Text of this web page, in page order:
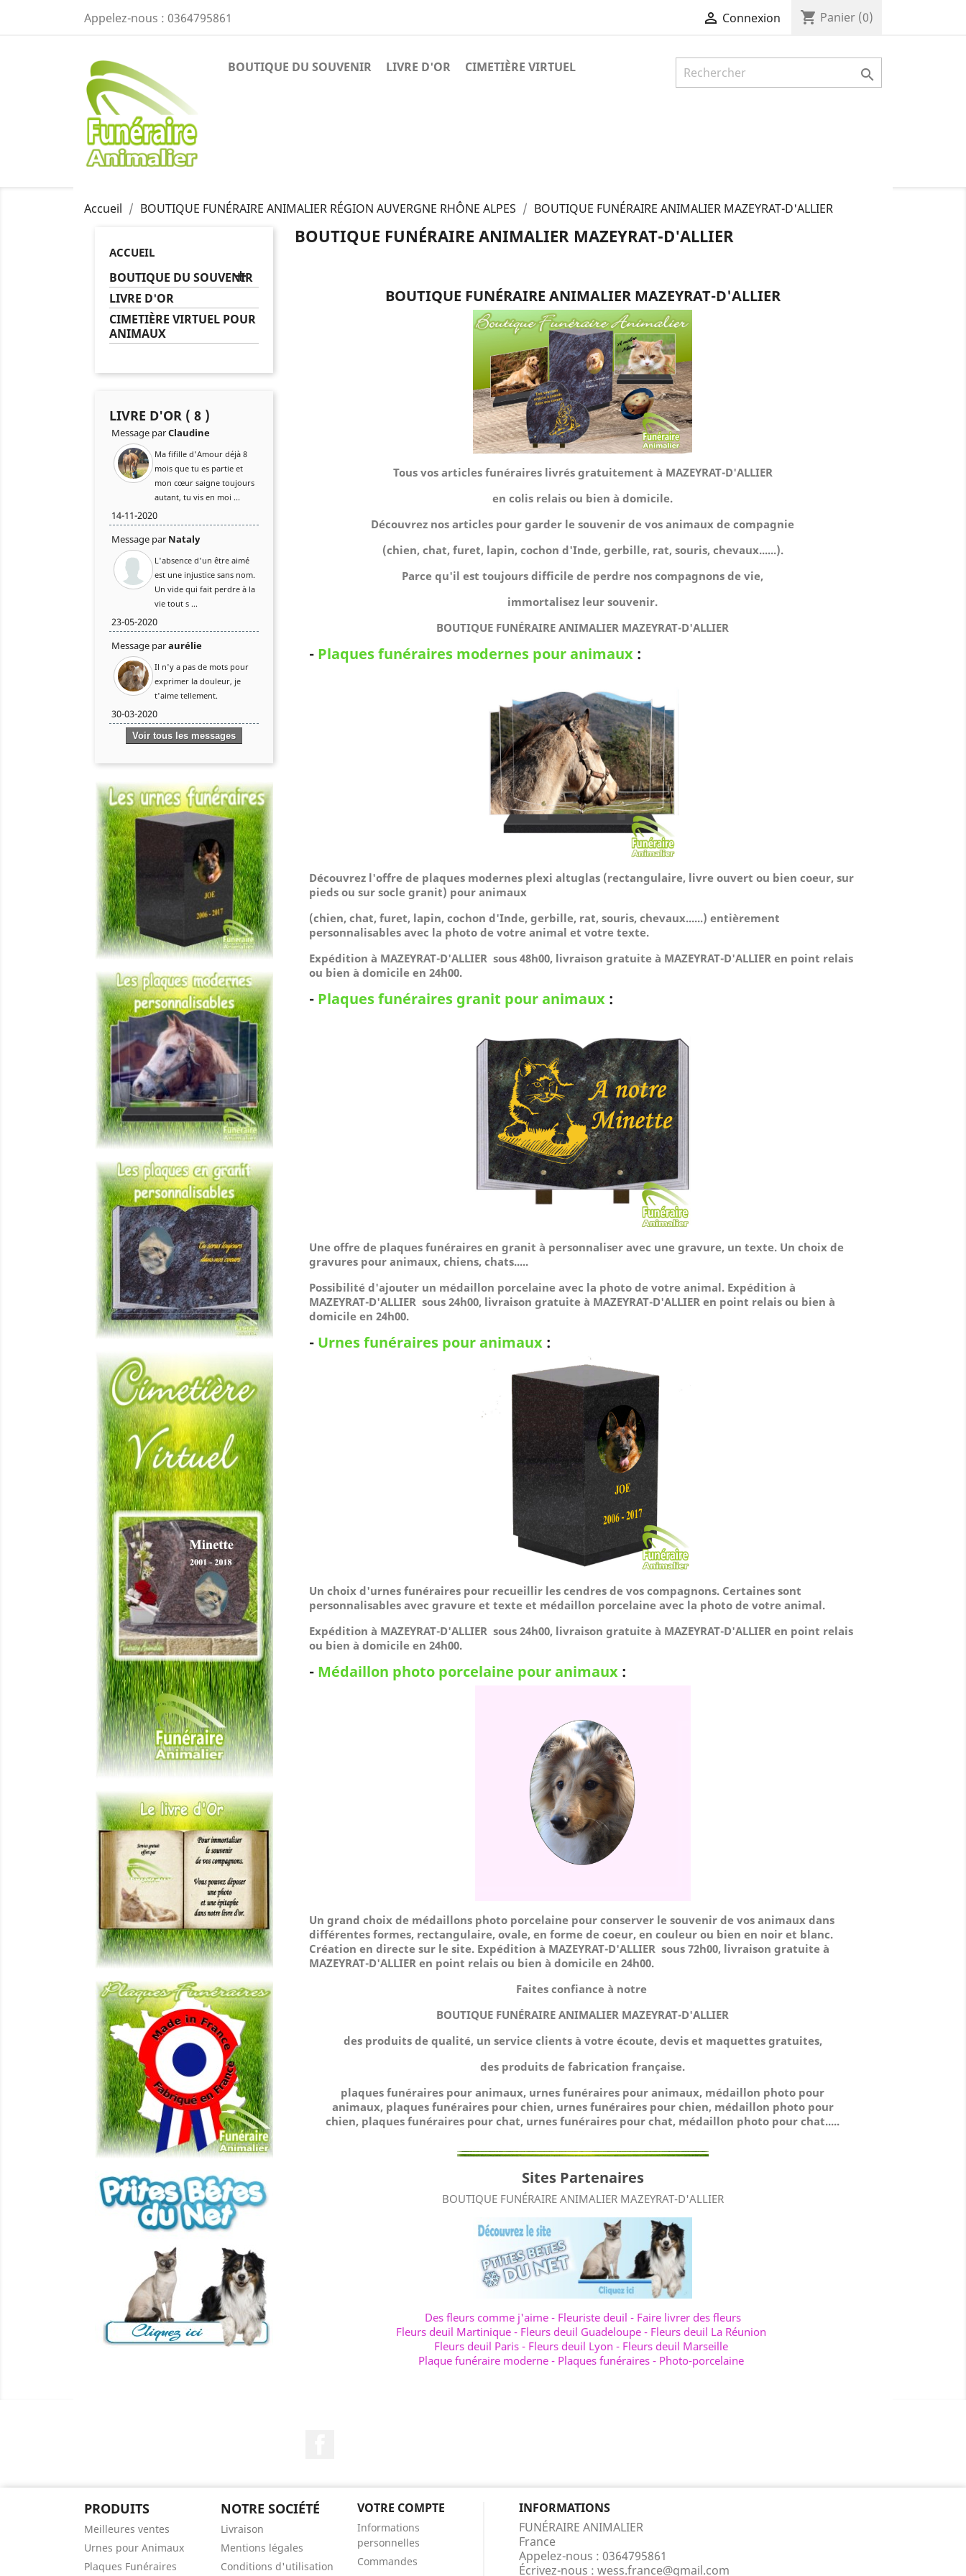
Appelez-nous : 0364795861  Connexion shopping_cart Panier (0)
BOUTIQUE DU SOUVENIR LIVRE D'OR CIMETIÈRE VIRTUEL 
Accueil BOUTIQUE FUNÉRAIRE ANIMALIER RÉGION AUVERGNE RHÔNE ALPES BOUTIQUE FUNÉRAIRE ANIMALIER MAZEYRAT-D'ALLIER
ACCUEIL
BOUTIQUE DU SOUVENIR

LIVRE D'OR
CIMETIÈRE VIRTUEL POUR
ANIMAUX
LIVRE D'OR ( 8 )
Message parClaudine
Ma fifille d'Amour déjà 8
mois que tu es partie et
mon cœur saigne toujours
autant, tu vis en moi ...
14-11-2020
Message par Nataly
L'absence d'un être aimé
est une injustice sans nom.
Un vide qui fait perdre à la
vie tout s ...
23-05-2020
Message paraurélie
Il n'y a pas de mots pour
exprimer la douleur, je
t'aime tellement.
30-03-2020
Voir tous les messages
BOUTIQUE FUNÉRAIRE ANIMALIER MAZEYRAT-D'ALLIER
BOUTIQUE FUNÉRAIRE ANIMALIER MAZEYRAT-D'ALLIER
Tous vos articles funéraires livrés gratuitement à MAZEYRAT-D'ALLIER
en colis relais ou bien à domicile.
Découvrez nos articles pour garder le souvenir de vos animaux de compagnie
(chien, chat, furet, lapin, cochon d'Inde, gerbille, rat, souris, chevaux......).
Parce qu'il est toujours difficile de perdre nos compagnons de vie,
immortalisez leur souvenir.
BOUTIQUE FUNÉRAIRE ANIMALIER MAZEYRAT-D'ALLIER
- Plaques funéraires modernes pour animaux:
Découvrez l'offre de plaques modernes plexi altuglas (rectangulaire, livre ouvert ou bien coeur, sur
pieds ou sur socle granit) pour animaux
(chien, chat, furet, lapin, cochon d'Inde, gerbille, rat, souris, chevaux......) entièrement
personnalisables avec la photo de votre animal et votre texte.
Expédition à MAZEYRAT-D'ALLIER sous 48h00, livraison gratuite à MAZEYRAT-D'ALLIER en point relais
ou bien à domicile en 24h00.
- Plaques funéraires granit pour animaux:
Une offre de plaques funéraires en granit à personnaliser avec une gravure, un texte. Un choix de
gravures pour animaux, chiens, chats.....
Possibilité d'ajouter un médaillon porcelaine avec la photo de votre animal. Expédition à
MAZEYRAT-D'ALLIER sous 24h00, livraison gratuite à MAZEYRAT-D'ALLIER en point relais ou bien à
domicile en 24h00.
- Urnes funéraires pour animaux:
Un choix d'urnes funéraires pour recueillir les cendres de vos compagnons. Certaines sont
personnalisables avec gravure et texte et médaillon porcelaine avec la photo de votre animal.
Expédition à MAZEYRAT-D'ALLIER sous 24h00, livraison gratuite à MAZEYRAT-D'ALLIER en point relais
ou bien à domicile en 24h00.
- Médaillon photo porcelaine pour animaux:
Un grand choix de médaillons photo porcelaine pour conserver le souvenir de vos animaux dans
différentes formes, rectangulaire, ovale, en forme de coeur, en couleur ou bien en noir et blanc.
Création en directe sur le site. Expédition à MAZEYRAT-D'ALLIER sous 72h00, livraison gratuite à
MAZEYRAT-D'ALLIER en point relais ou bien à domicile en 24h00.
Faites confiance à notre
BOUTIQUE FUNÉRAIRE ANIMALIER MAZEYRAT-D'ALLIER
des produits de qualité, un service clients à votre écoute, devis et maquettes gratuites,
des produits de fabrication française.
plaques funéraires pour animaux, urnes funéraires pour animaux, médaillon photo pour
animaux, plaques funéraires pour chien, urnes funéraires pour chien, médaillon photo pour
chien, plaques funéraires pour chat, urnes funéraires pour chat, médaillon photo pour chat.....
Sites Partenaires
BOUTIQUE FUNÉRAIRE ANIMALIER MAZEYRAT-D'ALLIER
Des fleurs comme j'aime- Fleuriste deuil - Faire livrer des fleurs
Fleurs deuil Martinique - Fleurs deuil Guadeloupe - Fleurs deuil La Réunion
Fleurs deuil Paris - Fleurs deuil Lyon - Fleurs deuil Marseille
Plaque funéraire moderne - Plaques funéraires - Photo-porcelaine
PRODUITS
Meilleures ventes
Urnes pour Animaux
Plaques Funéraires
NOTRE SOCIÉTÉ
Livraison
Mentions légales
Conditions d'utilisation
VOTRE COMPTE
Informations
personnelles
Commandes
INFORMATIONS
FUNÉRAIRE ANIMALIER
France
Appelez-nous : 0364795861
Écrivez-nous : wess.france@gmail.com